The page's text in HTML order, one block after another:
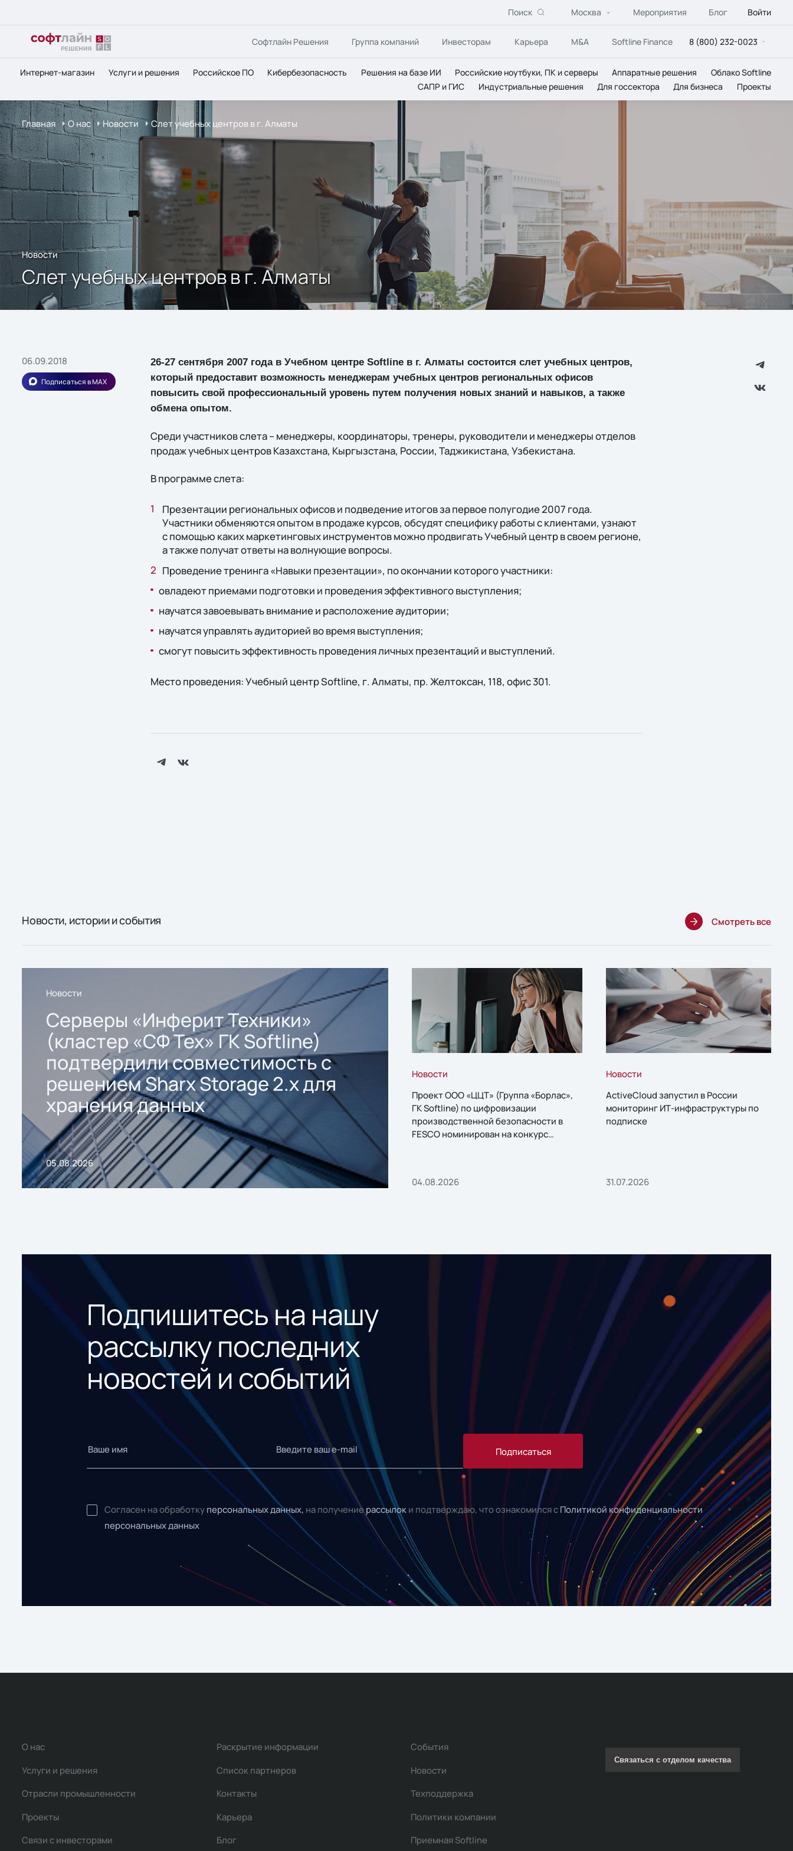
Поиск Москва Мероприятия Блог Войти
Софтлайн Решения Группа компаний Инвесторам Карьера M&A Softline Finance 8 (800) 232-0023
Интернет-магазин Услуги и решения Российское ПО Кибербезопасность Решения на базе ИИ Российские ноутбуки, ПК и серверы Аппаратные решения
Облако Softline
САПР и ГИС
Индустриальные решения Для госсектора Для бизнеса Проекты
Главная О нас Новости Слет учебных центров в г. Алматы
Новости
Слет учебных центров в г. Алматы
06.09.2018
Подписаться в MAX
26-27 сентября 2007 года в Учебном центре Softline в г. Алматы состоится слет учебных центров,
который предоставит возможность менеджерам учебных центров региональных офисов
повысить свой профессиональный уровень путем получения новых знаний и навыков, а также
обмена опытом.
Среди участников слета – менеджеры, координаторы, тренеры, руководители и менеджеры отделов
продаж учебных центров Казахстана, Кыргызстана, России, Таджикистана, Узбекистана.
В программе слета:
Презентации региональных офисов и подведение итогов за первое полугодие 2007 года.
Участники обменяются опытом в продаже курсов, обсудят специфику работы с клиентами, узнают
с помощью каких маркетинговых инструментов можно продвигать Учебный центр в своем регионе,
а также получат ответы на волнующие вопросы.
Проведение тренинга «Навыки презентации», по окончании которого участники:
овладеют приемами подготовки и проведения эффективного выступления;
научатся завоевывать внимание и расположение аудитории;
научатся управлять аудиторией во время выступления;
смогут повысить эффективность проведения личных презентаций и выступлений.
Место проведения: Учебный центр Softline, г. Алматы, пр. Желтоксан, 118, офис 301.
Новости, истории и события Смотреть все
Новости
Серверы «Инферит Техники»
(кластер «СФ Тех» ГК Softline)
подтвердили совместимость с
решением Sharx Storage 2.x для
хранения данных
05.08.2026
Новости
Проект ООО «ЦЦТ» (Группа «Борлас»,
ГК Softline) по цифровизации
производственной безопасности в
FESCO номинирован на конкурс
04.08.2026
Новости
ActiveCloud запустил в России
мониторинг ИТ-инфраструктуры по
подписке
31.07.2026
Подпишитесь на нашу
рассылку последних
новостей и событий
Подписаться
Согласен на обработку персональных данных, на получениерассылок и подтверждаю, что ознакомился с Политикой конфиденциальности
персональных данных
О нас
Услуги и решения
Отрасли промышленности
Проекты
Связи с инвесторами
Раскрытие информации
Список партнеров
Контакты
Карьера
Блог
События
Новости
Техподдержка
Политики компании
Приемная Softline
Связаться с отделом качества